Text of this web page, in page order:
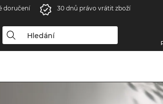
doručení 30 dnů právo vrátit zboží